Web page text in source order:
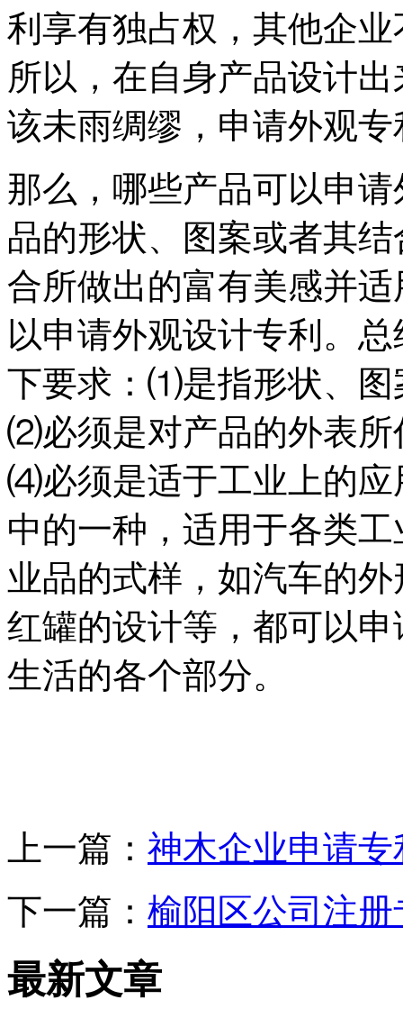
利享有独占权，其他企
所以，在自身产品设计
该未雨绸缪，申请外观
那么，哪些产品可以申
品的形状、图案或者其
合所做出的富有美感并
以申请外观设计专利。
下要求：⑴是指形状、图
⑵必须是对产品的外表
⑷必须是适于工业上的应
中的一种，适用于各类
业品的式样，如汽车的
红罐的设计等，都可以
生活的各个部分。
上一篇： 神木企业申请
下一篇： 榆阳区公司注
最新文章